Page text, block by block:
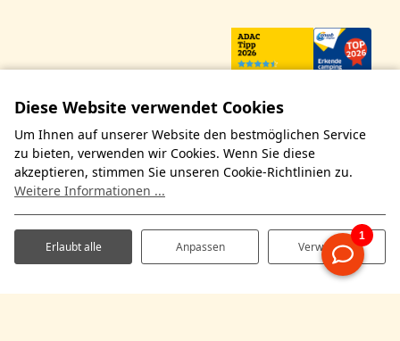
Diese Website verwendet Cookies
Um Ihnen auf unserer Website den bestmöglichen Service
zu bieten, verwenden wir Cookies. Wenn Sie diese
akzeptieren, stimmen Sie unseren Cookie-Richtlinien zu.
Weitere Informationen ...
Erlaubt alle Anpassen Verweigern